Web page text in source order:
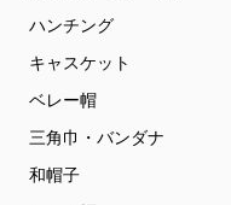
ハンチング
キャスケット
ベレー帽
三角巾・バンダナ
和帽子